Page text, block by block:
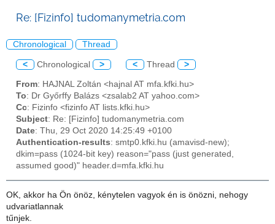
Re: [Fizinfo] tudomanymetria.com
Chronological Thread
< Chronological > < Thread >
From: HAJNAL Zoltán <hajnal AT mfa.kfki.hu>
To: Dr Győrffy Balázs <zsalab2 AT yahoo.com>
Cc: Fizinfo <fizinfo AT lists.kfki.hu>
Subject: Re: [Fizinfo] tudomanymetria.com
Date: Thu, 29 Oct 2020 14:25:49 +0100
Authentication-results: smtp0.kfki.hu (amavisd-new);
dkim=pass (1024-bit key) reason="pass (just generated,
assumed good)" header.d=mfa.kfki.hu
OK, akkor ha Ön önöz, kénytelen vagyok én is önözni, nehogy
udvariatlannak
tűnjek.